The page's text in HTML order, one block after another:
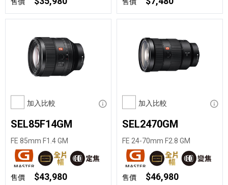
加入比較 顯示資訊
SEL85F14GM
FE 85mm F1.4 GM
售價 $43,980
加入比較 顯示
SEL2470GM
FE 24-70mm F2.8 GM
售價 $46,980